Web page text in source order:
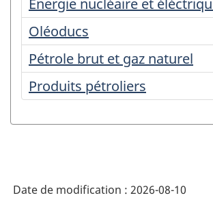
Énergie nucléaire et
Oléoducs
Pétrole brut et gaz naturel
Produits pétroliers
Date de modification : 2026-08-10